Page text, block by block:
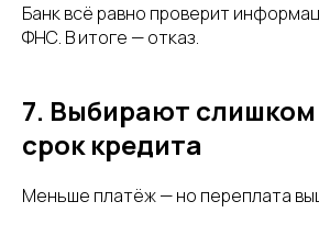
Банк всё равно проверит
ФНС. В итоге — отказ.
7. Выбирают
срок кредита
Меньше платёж — но переплата